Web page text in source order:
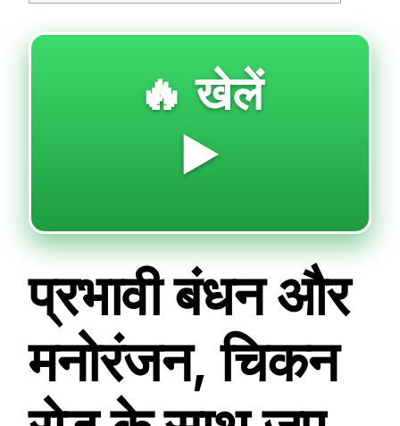
🔥 खेलें
▶️
प्रभावी बंधन और
मनोरंजन, चिकन